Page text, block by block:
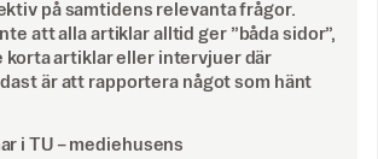
på samtidens relevanta frågor.
att alla artiklar alltid ger ”båda sidor”,
artiklar eller intervjuer där
är att rapportera något som hänt
i TU – mediehusens